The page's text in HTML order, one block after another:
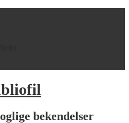
bekendelser